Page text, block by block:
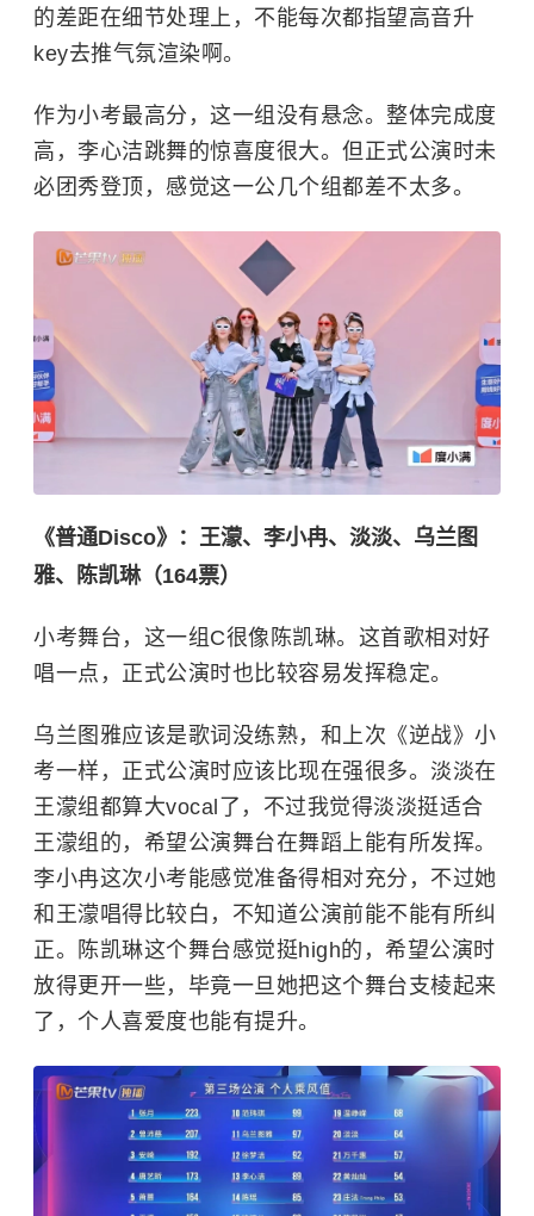
的差距在细节处理上，不能每次都指望高音升
key去推气氛渲染啊。
作为小考最高分，这一组没有悬念。整体完成度
高，李心洁跳舞的惊喜度很大。但正式公演时未
必团秀登顶，感觉这一公几个组都差不太多。
《普通Disco》：王濛、李小冉、淡淡、乌兰图
雅、陈凯琳（164票）
小考舞台，这一组C很像陈凯琳。这首歌相对好
唱一点，正式公演时也比较容易发挥稳定。
乌兰图雅应该是歌词没练熟，和上次《逆战》小
考一样，正式公演时应该比现在强很多。淡淡在
王濛组都算大vocal了，不过我觉得淡淡挺适合
王濛组的，希望公演舞台在舞蹈上能有所发挥。
李小冉这次小考能感觉准备得相对充分，不过她
和王濛唱得比较白，不知道公演前能不能有所纠
正。陈凯琳这个舞台感觉挺high的，希望公演时
放得更开一些，毕竟一旦她把这个舞台支棱起来
了，个人喜爱度也能有提升。